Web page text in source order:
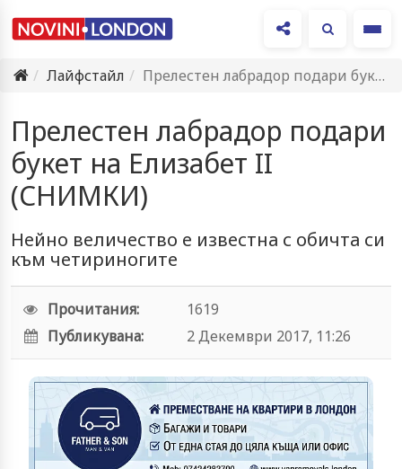
Лайфстайл
Прелестен лабрадор подари букет на Елизабет II (СНИМКИ)
Прелестен лабрадор подари
букет на Елизабет II
(СНИМКИ)
Нейно величество е известна с обичта си
към четириногите
Прочитания:
1619
Публикувана:
2 Декември 2017, 11:26